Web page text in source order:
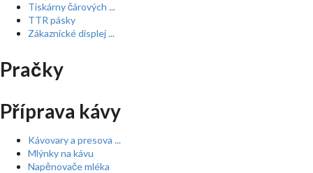
Tiskárny čárových ...
TTR pásky
Zákaznické displej ...
Pračky
Příprava kávy
Kávovary a presova ...
Mlýnky na kávu
Napěnovače mléka